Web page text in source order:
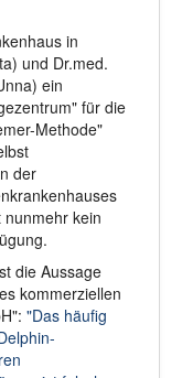
in
und Dr.med.
ein
für die
Methode"
der
kein
die Aussage
kommerziellen
"Das häufig